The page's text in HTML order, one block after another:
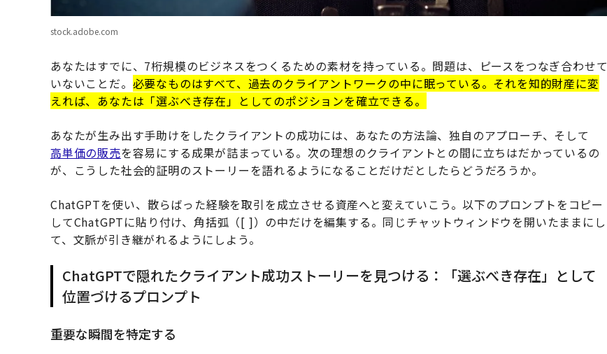
stock.adobe.com
あなたはすでに、7桁規模のビジネスをつくるための素材を持っている。問題は、ピースをつなぎ合わせて
いないことだ。 必要なものはすべて、過去のクライアントワークの中に眠っている。それを知的財産に変
えれば、あなたは「選ぶべき存在」としてのポジションを確立できる。
あなたが生み出す手助けをしたクライアントの成功には、あなたの方法論、独自のアプローチ、そして
高単価の販売を容易にする成果が詰まっている。次の理想のクライアントとの間に立ちはだかっているの
が、こうした社会的証明のストーリーを語れるようになることだけだとしたらどうだろうか。
ChatGPTを使い、散らばった経験を取引を成立させる資産へと変えていこう。以下のプロンプトをコピー
してChatGPTに貼り付け、角括弧（[ ]）の中だけを編集する。同じチャットウィンドウを開いたままにし
て、文脈が引き継がれるようにしよう。
ChatGPTで隠れたクライアント成功ストーリーを見つける：「選ぶべき存在」として
位置づけるプロンプト
重要な瞬間を特定する